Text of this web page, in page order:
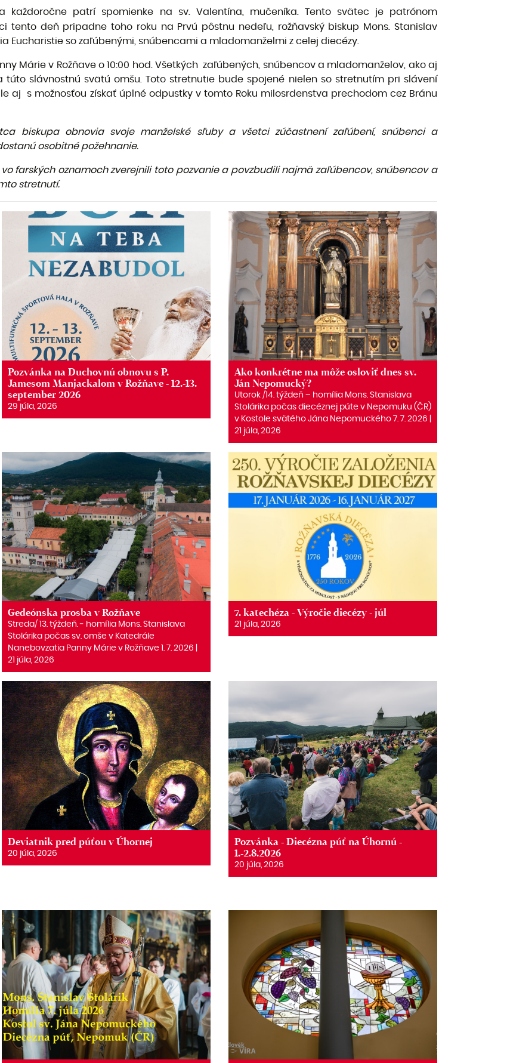
každoročne patrí spomienke na sv. Valentína, mučeníka. Tento svätec je patrónom
tento deň pripadne toho roku na Prvú pôstnu nedeľu, rožňavský biskup Mons. Stanislav
Eucharistie so zaľúbenými, snúbencami a mladomanželmi z celej diecézy.
Márie v Rožňave o 10:00 hod. Všetkých zaľúbených, snúbencov a mladomanželov, ako aj
slávnostnú svätú omšu. Toto stretnutie bude spojené nielen so stretnutím pri slávení
aj s možnosťou získať úplné odpustky v tomto Roku milosrdenstva prechodom cez Bránu
biskupa obnovia svoje manželské sľuby a všetci zúčastnení
zaľúbení, snúbenci a
osobitné požehnanie.
farských oznamoch zverejnili toto pozvanie a povzbudili najmä zaľúbencov, snúbencov a
stretnutí.
Pozvánka na Duchovnú obnovu s P.
Jamesom Manjackalom v Rožňave - 12.-13.
september 2026
29 júla, 2026
Ako konkrétne ma môže osloviť dnes sv.
Ján Nepomucký?
Utorok /14. týždeň – homília Mons. Stanislava
Stolárika počas diecéznej púte v Nepomuku (ČR)
v Kostole svätého Jána Nepomuckého 7. 7. 2026 |
21 júla, 2026
Gedeónska prosba v Rožňave
Streda/ 13. týždeň. ‒ homília Mons. Stanislava
Stolárika počas sv. omše v Katedrále
Nanebovzatia Panny Márie v Rožňave 1. 7. 2026 |
21 júla, 2026
7. katechéza - Výročie diecézy - júl
21 júla, 2026
Deviatnik pred púťou v Úhornej
20 júla, 2026
Pozvánka - Diecézna púť na Úhornú -
1.-2.8.2026
20 júla, 2026